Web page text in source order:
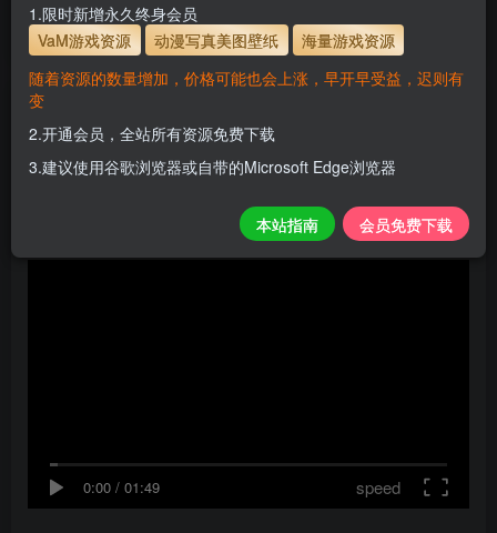
解压密码
死亡搁浅/DEATH STRANDING（v1.05版联动赛
博朋克2077内容）
0 113 10
0:00 / 01:49 speed
1.限时新增永久终身会员
VaM游戏资源
动漫写真美图壁纸
海量游戏资源
随着资源的数量增加，价格可能也会上涨，早开早受益，迟则有
变
2.开通会员，全站所有资源免费下载
3.建议使用谷歌浏览器或自带的Microsoft Edge浏览器
本站指南 会员免费下载